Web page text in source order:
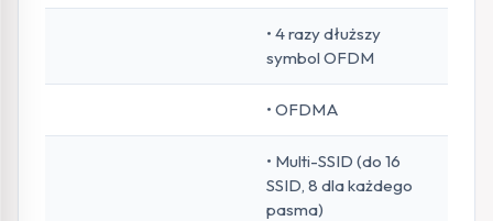
• 4 razy dłuższy
symbol OFDM
• OFDMA
• Multi-SSID (do 16
SSID, 8 dla każdego
pasma)